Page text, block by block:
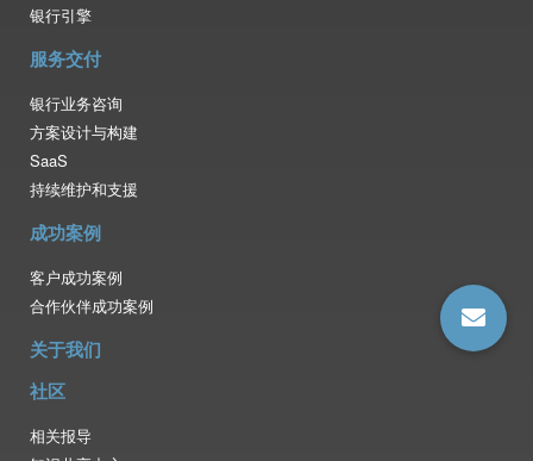
银行引擎
服务交付
银行业务咨询
方案设计与构建
SaaS
持续维护和支援
成功案例
客户成功案例
合作伙伴成功案例
关于我们
社区
相关报导